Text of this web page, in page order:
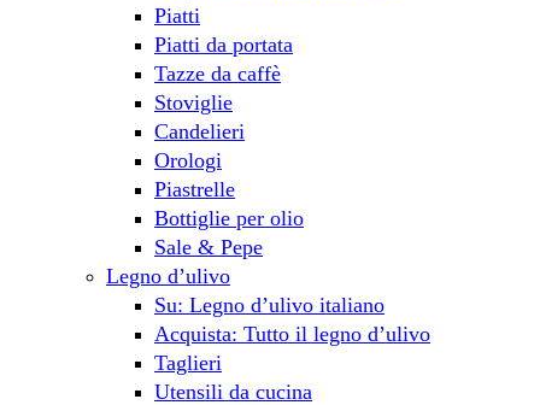
Piatti
Piatti da portata
Tazze da caffè
Stoviglie
Candelieri
Orologi
Piastrelle
Bottiglie per olio
Sale & Pepe
Legno d’ulivo
Su: Legno d’ulivo italiano
Acquista: Tutto il legno d’ulivo
Taglieri
Utensili da cucina